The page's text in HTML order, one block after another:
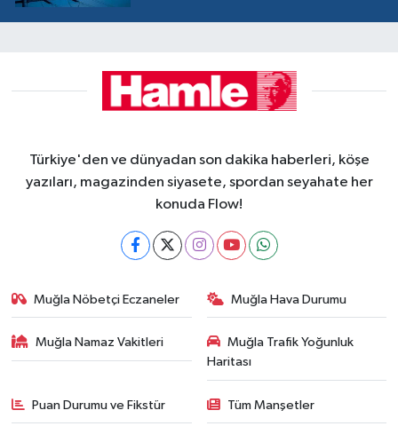
Türkiye'den ve dünyadan son dakika haberleri, köşe
yazıları, magazinden siyasete, spordan seyahate her
konuda Flow!
Muğla Nöbetçi Eczaneler Muğla Hava Durumu
Muğla Namaz Vakitleri
Muğla Trafik Yoğunluk
Haritası
Puan Durumu ve Fikstür Tüm Manşetler